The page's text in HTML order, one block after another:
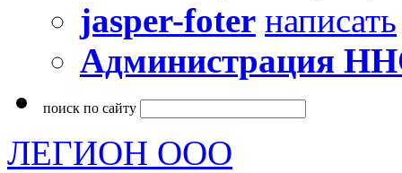
jasper-foter написать
Администрация
поиск по сайту
ЛЕГИОН ООО